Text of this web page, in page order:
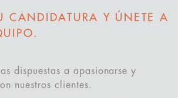
CANDIDATURA Y ÚNETE A
dispuestas a apasionarse y
nuestros clientes.